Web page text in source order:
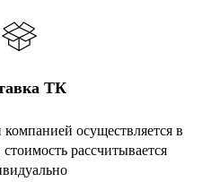
ТК
осуществляется в
рассчитывается